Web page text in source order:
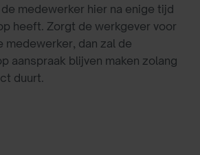
medewerker hier na enige tijd
heeft. Zorgt de werkgever voor
medewerker, dan zal de
aanspraak blijven maken zolang
duurt.